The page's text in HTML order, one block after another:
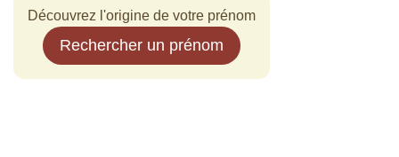
Découvrez l'origine de votre prénom
Rechercher un prénom